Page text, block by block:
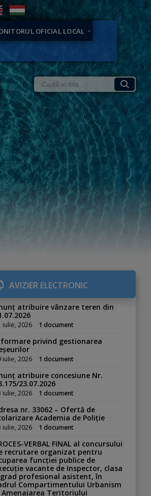
OFICIAL LOCAL
AVIZIER ELECTRONIC
atribuire vânzare teren din
iulie, 2026 1 document
privind gestionarea
iulie, 2026 1 document
atribuire concesiune Nr.
23.07.2026
iulie, 2026 1 document
nr. 33062 – Ofertă de
Academia de Poliție
iulie, 2026 1 document
VERBAL FINAL al concursului
recrutare organizat pentru
funcției publice de
vacante de Inspector, clasa
profesional asistent, în
Compartimentului Urbanism
Amenajarea Teritoriului